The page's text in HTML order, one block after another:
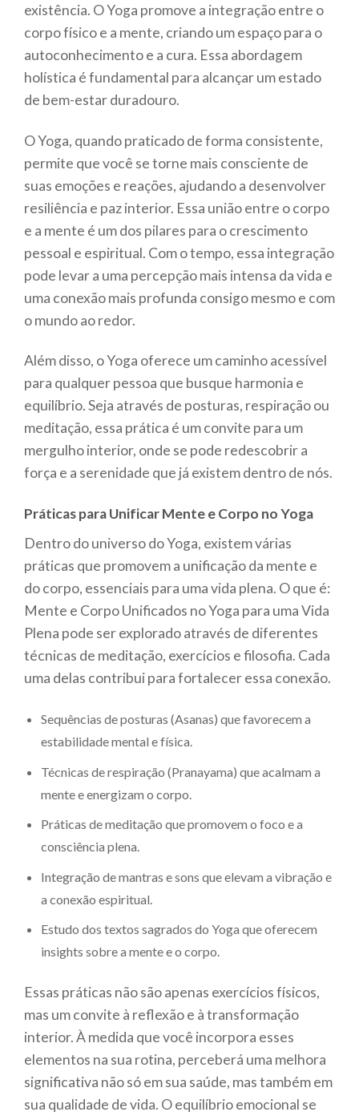
existência. O Yoga promove a integração entre o
corpo físico e a mente, criando um espaço para o
autoconhecimento e a cura. Essa abordagem
holística é fundamental para alcançar um estado
de bem-estar duradouro.
O Yoga, quando praticado de forma consistente,
permite que você se torne mais consciente de
suas emoções e reações, ajudando a desenvolver
resiliência e paz interior. Essa união entre o corpo
e a mente é um dos pilares para o crescimento
pessoal e espiritual. Com o tempo, essa integração
pode levar a uma percepção mais intensa da vida e
uma conexão mais profunda consigo mesmo e com
o mundo ao redor.
Além disso, o Yoga oferece um caminho acessível
para qualquer pessoa que busque harmonia e
equilíbrio. Seja através de posturas, respiração ou
meditação, essa prática é um convite para um
mergulho interior, onde se pode redescobrir a
força e a serenidade que já existem dentro de nós.
Práticas para Unificar Mente e Corpo no Yoga
Dentro do universo do Yoga, existem várias
práticas que promovem a unificação da mente e
do corpo, essenciais para uma vida plena. O que é:
Mente e Corpo Unificados no Yoga para uma Vida
Plena pode ser explorado através de diferentes
técnicas de meditação, exercícios e filosofia. Cada
uma delas contribui para fortalecer essa conexão.
Sequências de posturas (Asanas) que favorecem a
estabilidade mental e física.
Técnicas de respiração (Pranayama) que acalmam a
mente e energizam o corpo.
Práticas de meditação que promovem o foco e a
consciência plena.
Integração de mantras e sons que elevam a vibração e
a conexão espiritual.
Estudo dos textos sagrados do Yoga que oferecem
insights sobre a mente e o corpo.
Essas práticas não são apenas exercícios físicos,
mas um convite à reflexão e à transformação
interior. À medida que você incorpora esses
elementos na sua rotina, perceberá uma melhora
significativa não só em sua saúde, mas também em
sua qualidade de vida. O equilíbrio emocional se